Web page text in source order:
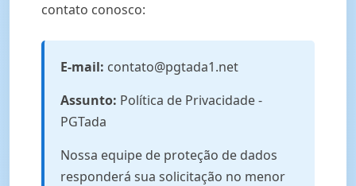
contato conosco:
E-mail: contato@pgtada1.net
Assunto: Política de Privacidade -
PGTada
Nossa equipe de proteção de dados
responderá sua solicitação no menor